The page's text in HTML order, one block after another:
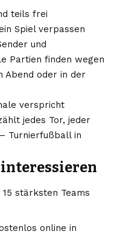
teils frei
Spiel verpassen
und
Partien finden wegen
Abend oder in der
verspricht
jedes Tor, jeder
Turnierfußball in
interessieren
stärksten Teams
online in